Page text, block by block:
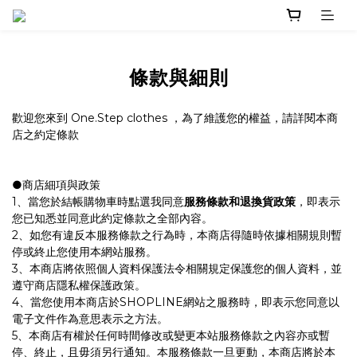
條款與細則
歡迎您來到 One.Step clothes ，為了維護您的權益，請詳閱本商
店之約定條款
●商店細項與政策
1、當您於結帳購物車時點選我同意服務條款和退換貨政策 ，即表示
您已知悉並同意此約定條款之全部內容。
2、如您有違反本服務條款之行為時，本商店得隨時依據相關規則暫
停或終止您使用本網站服務。
3、本商店將依照個人資料保護法令相關規定保護您的個人資料，並
遵守商店隱私權保護政策。
4、當您使用本商店於SHOPLINE網站之服務時，即表示您同意以
電子文件作為意思表示之方法。
5、本商店有權於任何時間修改或變更本站服務條款之內容亦或暫
停、終止，且毋須另行通知。本服務條款一旦更動，本商店將於本